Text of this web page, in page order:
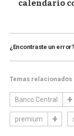
calendario
¿Encontraste un error?
Temas relacionados
Banco Central
premium